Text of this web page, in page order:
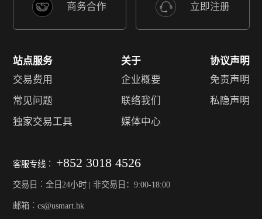
商务合作 立即注册
站点服务
交易费用
常见问题
独家交易工具
关于
企业概要
联络我们
媒体中心
协议声明
免责声明
私隐声明
客服专线︰ +852 3018 4526
交易日︰全日24小时 | 非交易日：9:00-18:00
邮箱︰cs@usmart.hk